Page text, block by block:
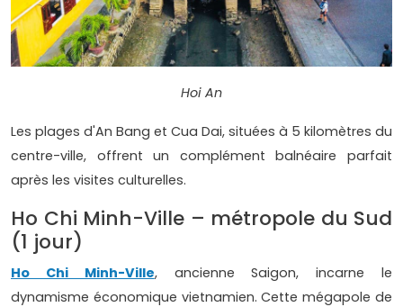
Hoi An
Les plages d'An Bang et Cua Dai, situées à 5 kilomètres du
centre-ville, offrent un complément balnéaire parfait
après les visites culturelles.
Ho Chi Minh-Ville – métropole du Sud
(1 jour)
Ho Chi Minh-Ville, ancienne Saigon, incarne le
dynamisme économique vietnamien. Cette mégapole de